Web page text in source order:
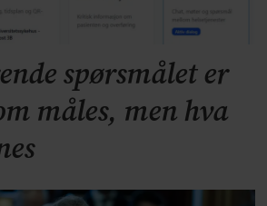
spørsmålet er
måles, men hva